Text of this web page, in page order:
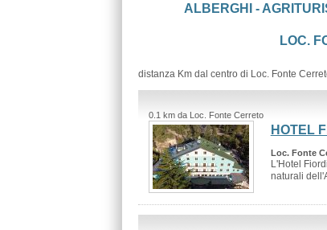
ALBERGHI -
LOC.
distanza Km dal centro di Loc. Fonte
0.1 km da Loc. Fonte Cerreto
HOTEL
Loc. Fonte
L'Hotel
naturali